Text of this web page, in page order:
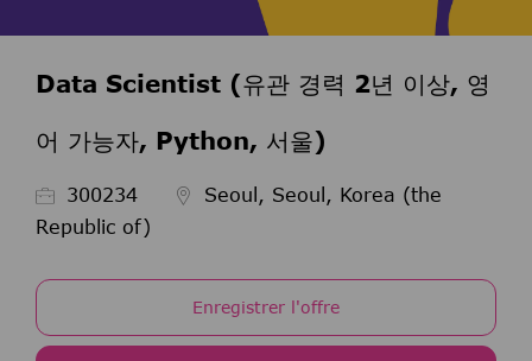
Data Scientist (유관 경력 2년 이상, 영
어 가능자, Python, 서울)
ID de l’emploi
300234
Seoul, Seoul, Korea (the
Republic of)
Enregistrer l'offre